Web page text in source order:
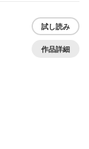
試し読み
作品詳細